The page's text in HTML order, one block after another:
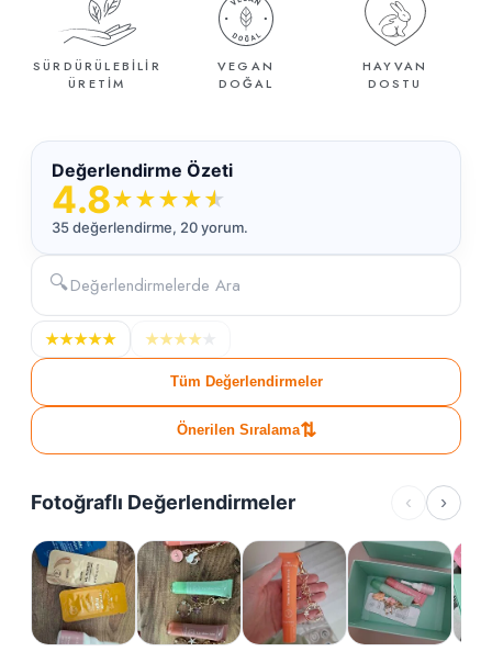
SÜRDÜRÜLEBİLİR
ÜRETİM
VEGAN
DOĞAL
HAYVAN
DOSTU
Değerlendirme Özeti
4.8★★★★★
35 değerlendirme, 20 yorum.
🔍
★★★★★ ★★★★
Tüm Değerlendirmeler
Önerilen Sıralama⇅
Fotoğraflı Değerlendirmeler ‹ ›